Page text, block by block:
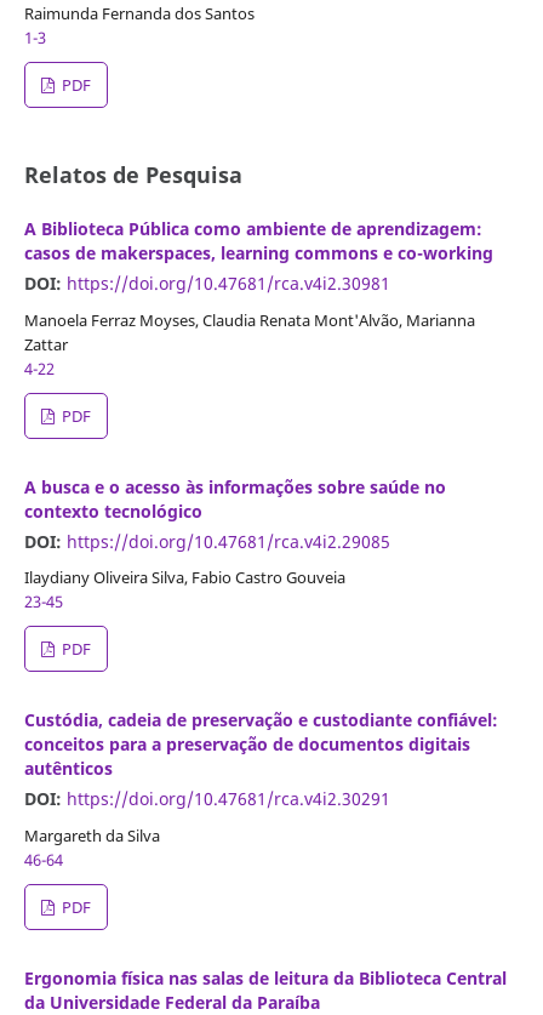
Raimunda Fernanda dos Santos
1-3
PDF
Relatos de Pesquisa
A Biblioteca Pública como ambiente de aprendizagem:
casos de makerspaces, learning commons e co-working
DOI: https://doi.org/10.47681/rca.v4i2.30981
Manoela Ferraz Moyses, Claudia Renata Mont'Alvão, Marianna
Zattar
4-22
PDF
A busca e o acesso às informações sobre saúde no
contexto tecnológico
DOI: https://doi.org/10.47681/rca.v4i2.29085
Ilaydiany Oliveira Silva, Fabio Castro Gouveia
23-45
PDF
Custódia, cadeia de preservação e custodiante confiável:
conceitos para a preservação de documentos digitais
autênticos
DOI: https://doi.org/10.47681/rca.v4i2.30291
Margareth da Silva
46-64
PDF
Ergonomia física nas salas de leitura da Biblioteca Central
da Universidade Federal da Paraíba